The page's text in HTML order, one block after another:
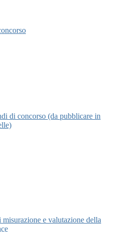
di concorso (da pubblicare in
misurazione e valutazione della